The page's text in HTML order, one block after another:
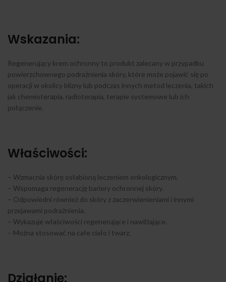
Wskazania:
Regenerujący krem ochronny to produkt zalecany w przypadku
powierzchownego podrażnienia skóry, które może pojawić się po
operacji w okolicy blizny lub podczas innych metod leczenia, takich
jak chemioterapia, radioterapia, terapie systemowe lub ich
połączenie.
Właściwości:
– Wzmacnia skórę osłabioną leczeniem onkologicznym.
– Wspomaga regenerację bariery ochronnej skóry.
– Odpowiedni również do skóry z zaczerwienieniami i innymi
przejawami podrażnienia.
– Wykazuje właściwości regenerujące i nawilżające.
– Można stosować na całe ciało i twarz.
Działanie: